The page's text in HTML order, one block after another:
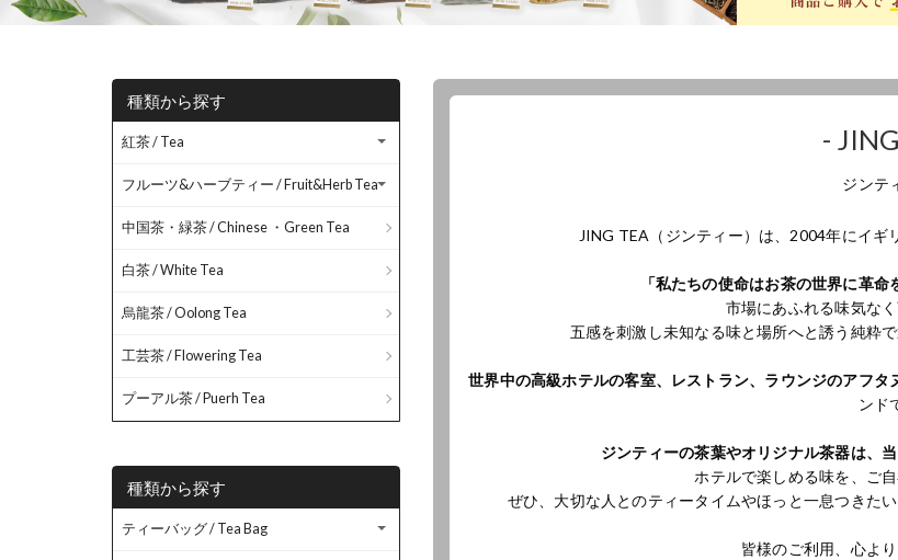
-
ジンテ
JING TEA（ジンティー）は、2004年にイギ
「私たちの使命はお茶の世界に革命
市場にあふれる味気な
五感を刺激し未知なる味と場所へと誘う純粋
世界中の高級ホテルの客室、レストラン、ラウンジのアフタ
ンド
ジンティーの茶葉やオリジナル茶器は、
ホテルで楽しめる味を、ご
ぜひ、大切な人とのティータイムやほっと一息つきた
皆様のご利用、心よ
種類から探す
紅茶 / Tea
フルーツ&ハーブティー / Fruit&Herb Tea
中国茶・緑茶 / Chinese ・Green Tea
白茶 / White Tea
烏龍茶 / Oolong Tea
工芸茶 / Flowering Tea
プーアル茶 / Puerh Tea
種類から探す
ティーバッグ / Tea Bag